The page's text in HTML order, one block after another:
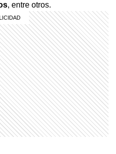
, entre otros.